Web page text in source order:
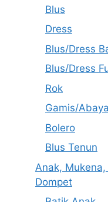
Blus
Dress
Blus/Dress
Blus/Dress
Rok
Gamis/Abaya
Bolero
Blus Tenun
Anak,
Dompet